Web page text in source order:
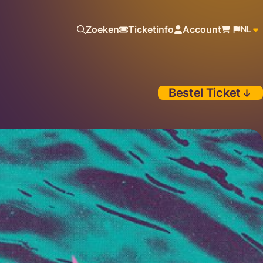
Zoeken Ticketinfo Account NL
Bestel Ticket